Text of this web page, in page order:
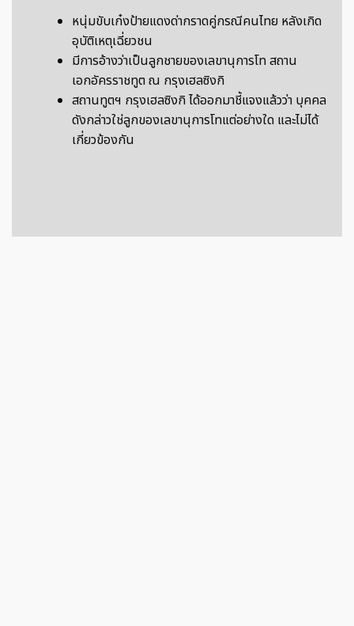
หนุ่มขับเก๋งป้ายแดงด่ากราดคู่กรณีคนไทย หลังเกิด
อุบัติเหตุเฉี่ยวชน
มีการอ้างว่าเป็นลูกชายของเลขานุการโท สถาน
เอกอัครราชทูต ณ กรุงเฮลซิงกิ
สถานทูตฯ กรุงเฮลซิงกิ ได้ออกมาชี้แจงแล้วว่า บุคคล
ดังกล่าวใช่ลูกของเลขานุการโทแต่อย่างใด และไม่ได้
เกี่ยวข้องกัน